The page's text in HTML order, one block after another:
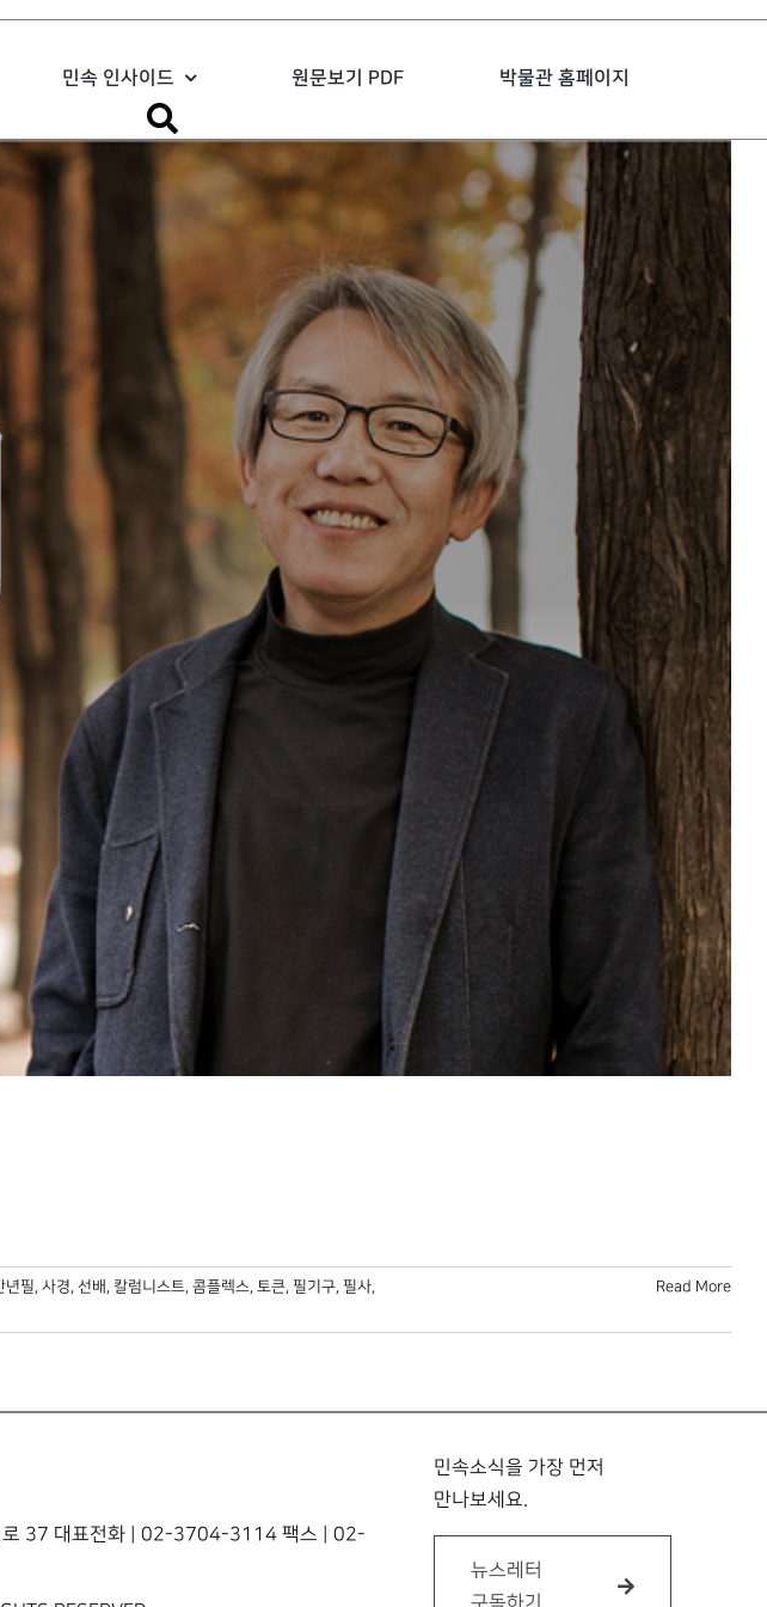
민속 인사이드 원문보기 PDF 박물관 홈페이지
년필, 사경, 선배 , 칼럼니스트, 콤플렉스, 토큰, 필기구, 필사,
Read More
로 37 대표전화 | 02-3704-3114 팩스 | 02-
민속소식을 가장 먼저
만나보세요.
뉴스레터
구독하기